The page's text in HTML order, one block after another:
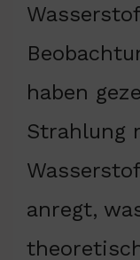
haben
Strahlung
anregt,